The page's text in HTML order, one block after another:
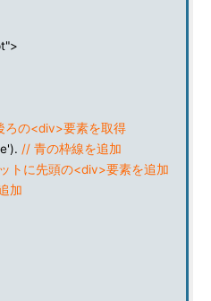
ろの<div>要素を取得
// 青の枠線を追加
トに先頭の<div>要素を追加
加